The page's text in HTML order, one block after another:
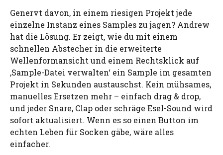
Genervt davon, in einem riesigen Projekt jede
einzelne Instanz eines Samples zu jagen? Andrew
hat die Lösung. Er zeigt, wie du mit einem
schnellen Abstecher in die erweiterte
Wellenformansicht und einem Rechtsklick auf
‚Sample-Datei verwalten‘ ein Sample im gesamten
Projekt in Sekunden austauschst. Kein mühsames,
manuelles Ersetzen mehr – einfach drag & drop,
und jeder Snare, Clap oder schräge Esel-Sound wird
sofort aktualisiert. Wenn es so einen Button im
echten Leben für Socken gäbe, wäre alles
einfacher.